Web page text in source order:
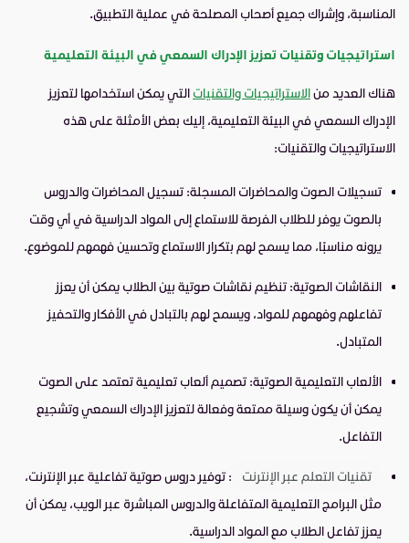
المناسبة، وإشراك جميع أصحاب المصلحة في عملية التطبيق.
استراتيجيات وتقنيات تعزيز الإدراك السمعي في البيئة التعليمية
هناك العديد منالاستراتيجيات والتقنيات التي يمكن استخدامها لتعزيز
الإدراك السمعي في البيئة التعليمية، إليك بعض الأمثلة على هذه
الاستراتيجيات والتقنيات:
تسجيلات الصوت والمحاضرات المسجلة: تسجيل المحاضرات والدروس
بالصوت يوفر للطلاب الفرصة للاستماع إلى المواد الدراسية في أي وقت
يرونه مناسبًا، مما يسمح لهم بتكرار الاستماع وتحسين فهمهم للموضوع.
النقاشات الصوتية: تنظيم نقاشات صوتية بين الطلاب يمكن أن يعزز
تفاعلهم وفهمهم للمواد، ويسمح لهم بالتبادل في الأفكار والتحفيز
المتبادل.
الألعاب التعليمية الصوتية: تصميم ألعاب تعليمية تعتمد على الصوت
يمكن أن يكون وسيلة ممتعة وفعالة لتعزيز الإدراك السمعي وتشجيع
التفاعل.
تقنيات التعلم عبر الإنترنت
: توفير دروس صوتية تفاعلية عبر الإنترنت،
مثل البرامج التعليمية المتفاعلة والدروس المباشرة عبر الويب، يمكن أن
يعزز تفاعل الطلاب مع المواد الدراسية.